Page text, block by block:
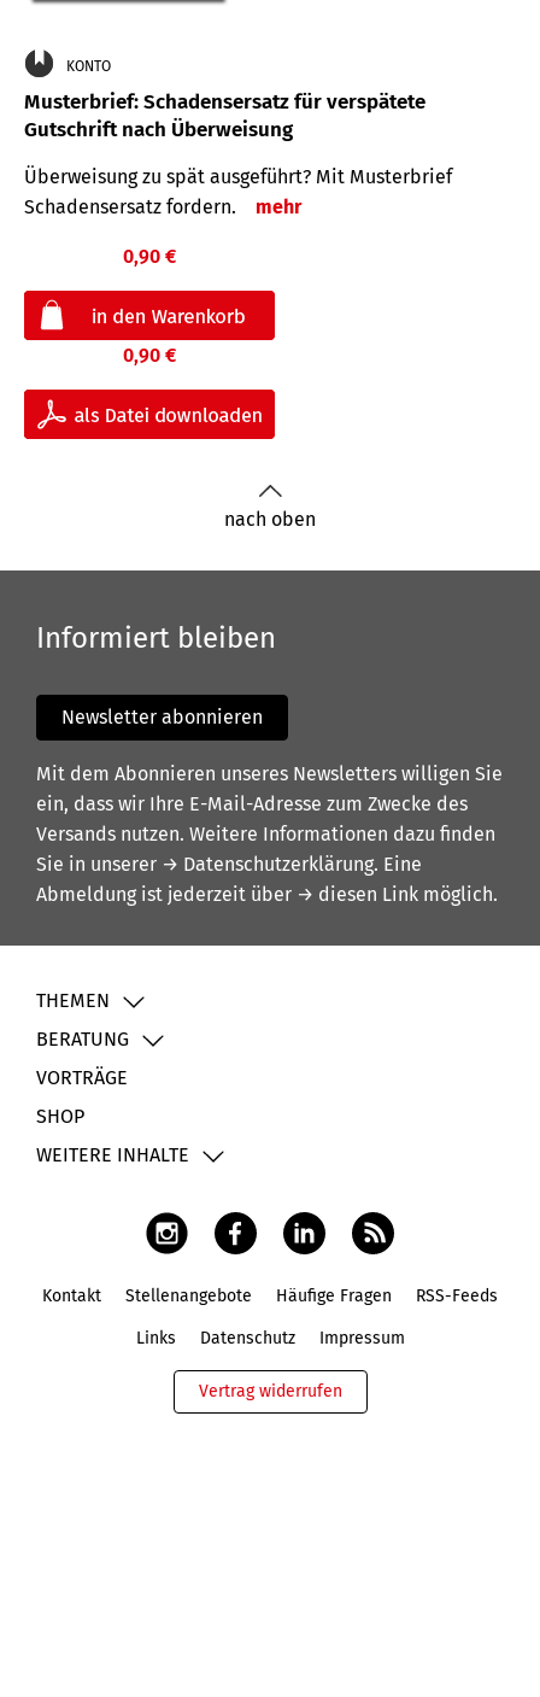
KONTO
Musterbrief: Schadensersatz für verspätete
Gutschrift nach Überweisung
Überweisung zu spät ausgeführt? Mit Musterbrief
Schadensersatz fordern.
mehr
0,90 €
0,90 €
nach oben
Informiert bleiben
Newsletter abonnieren
Mit dem Abonnieren unseres Newsletters willigen Sie
ein, dass wir Ihre E-Mail-Adresse zum Zwecke des
Versands nutzen. Weitere Informationen dazu finden
Sie in unserer → Datenschutzerklärung. Eine
Abmeldung ist jederzeit über → diesen Link möglich.
THEMEN
BERATUNG
VORTRÄGE
SHOP
WEITERE INHALTE
Kontakt Stellenangebote Häufige Fragen RSS-Feeds
Links Datenschutz Impressum
Vertrag widerrufen